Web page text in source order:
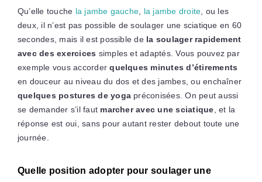
Qu’elle touche la jambe gauche la jambe droite , ou les
deux, il n’est pas possible de soulager une sciatique en 60
secondes, mais il est possible de la soulager rapidement
avec des exercices simples et adaptés. Vous pouvez par
exemple vous accorderquelques minutes d’étirements
en douceur au niveau du dos et des jambes, ou enchaîner
quelques postures de yogapréconisées. On peut aussi
se demander s’il faut marcher avec une sciatique , et la
réponse est oui, sans pour autant rester debout toute une
journée.
Quelle position adopter pour soulager une